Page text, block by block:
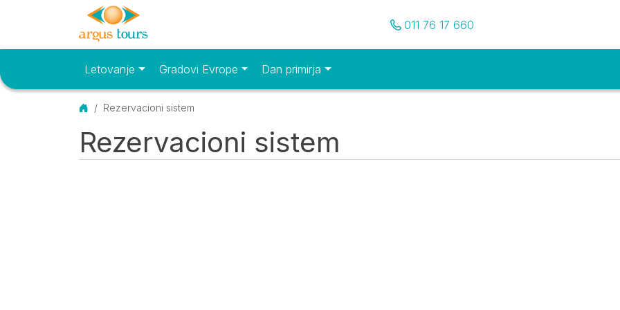
Pozovite nas
011 76 17 660
Osnovni meniLetovanje Gradovi Evrope Dan primirja
Početna
Rezervacioni sistem
Rezervacioni sistem